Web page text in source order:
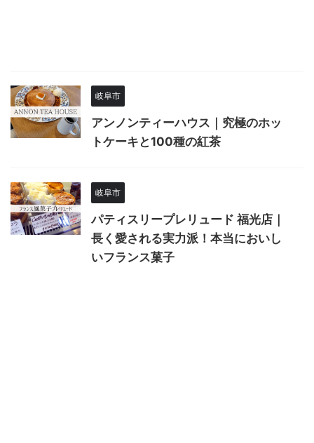
岐阜市
アンノンティーハウス｜究極のホッ
トケーキと100種の紅茶
岐阜市
パティスリープレリュード 福光店｜
長く愛される実力派！本当においし
いフランス菓子